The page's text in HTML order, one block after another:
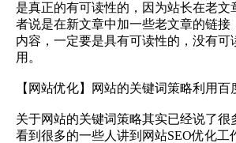
是真正的有可读性的，‍‍因为站长在老文
者说是在新文章中加一些老文章的链接
内容，‍‍一定要是具有可读性的，没有可
用。
【网站优化】‍‍网站的关键词策略利用百
关于‍‍网站的关键词策略其实已经说了很
看到很多的一些人讲到网站SEO优化工